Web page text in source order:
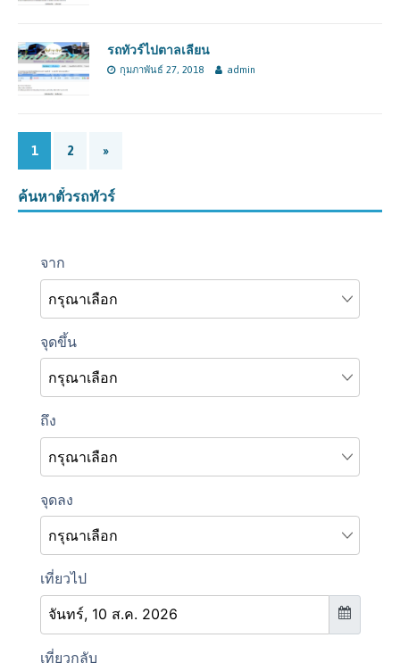
รถทัวร์ไปตาลเลียน
กุมภาพันธ์ 27, 2018 admin
1 2 »
ค้นหาตั๋วรถทัวร์